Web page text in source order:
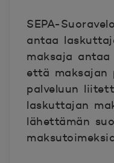
SEPA-
antaa
maksaja antaa
että maksajan
palveluun
laskuttajan
lähettämän